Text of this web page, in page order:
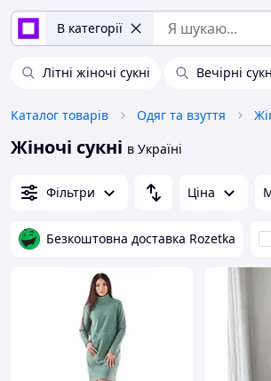
В категорії
Літні жіночі сукні Вечірні
Каталог товарів Одяг та взуття
Жіночі сукні в Україні
Фільтри Ціна
Безкоштовна доставка Rozetka